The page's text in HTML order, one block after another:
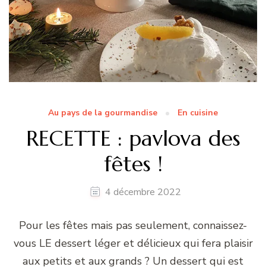
Au pays de la gourmandise En cuisine
RECETTE : pavlova des
fêtes !
4 décembre 2022
Pour les fêtes mais pas seulement, connaissez-
vous LE dessert léger et délicieux qui fera plaisir
aux petits et aux grands ? Un dessert qui est